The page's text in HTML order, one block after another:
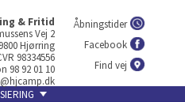
& Fritid
Vej 2
9800 Hjørring
98334556
98 92 01 10
Åbningstider
Facebook
Find vej